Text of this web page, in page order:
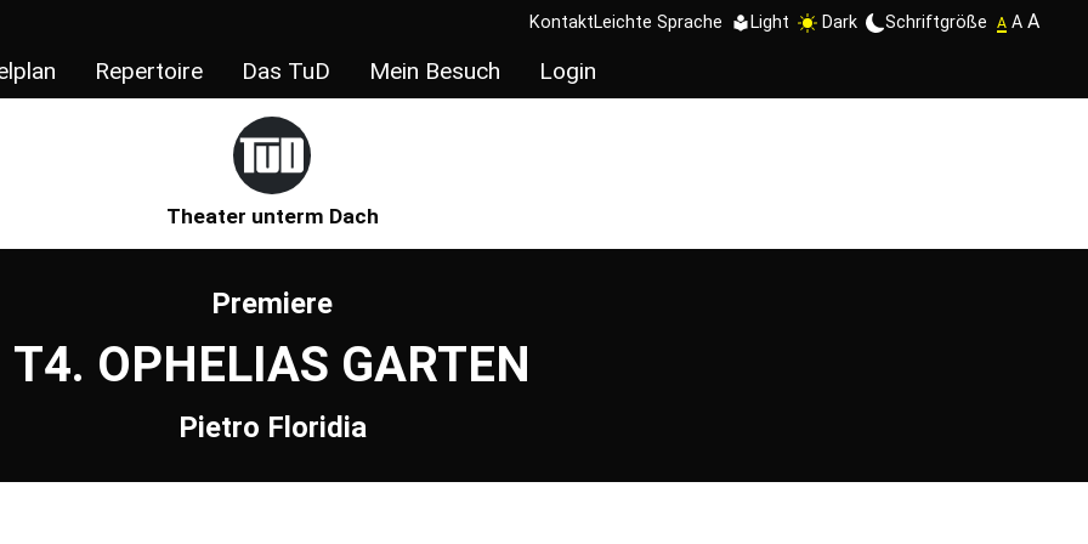
KontaktLeichte Sprache Light Dark Schriftgröße A A A
Repertoire Das TuD Mein Besuch Login
Theater unterm Dach
Premiere
T4. OPHELIAS GARTEN
Pietro Floridia